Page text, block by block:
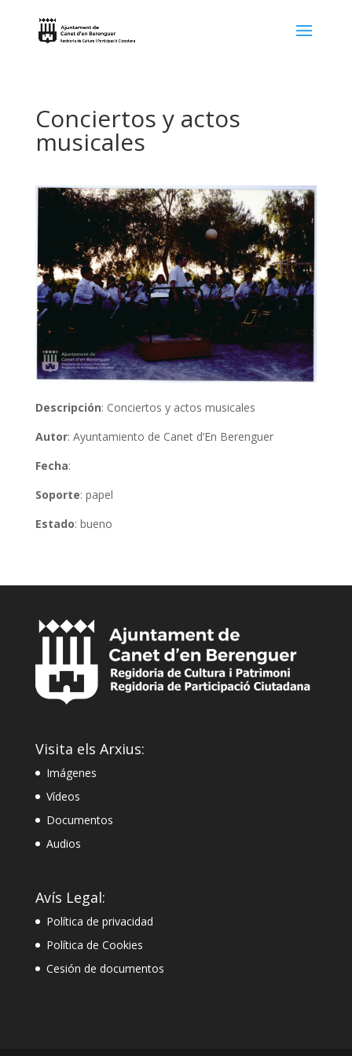
Conciertos y actos
musicales
Descripción: Conciertos y actos musicales
Autor: Ayuntamiento de Canet d’En Berenguer
Fecha:
Soporte: papel
Estado: bueno
Visita els Arxius:
Imágenes
Vídeos
Documentos
Audios
Avís Legal:
Política de privacidad
Política de Cookies
Cesión de documentos